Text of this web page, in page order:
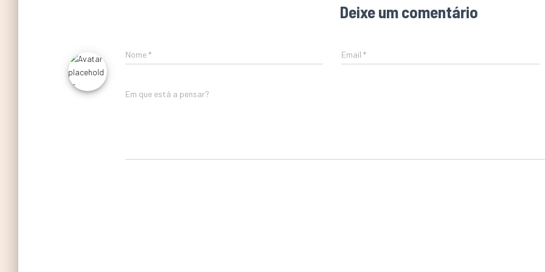
Deixe um comentário
Nome* Email*
Em que está a pensar?